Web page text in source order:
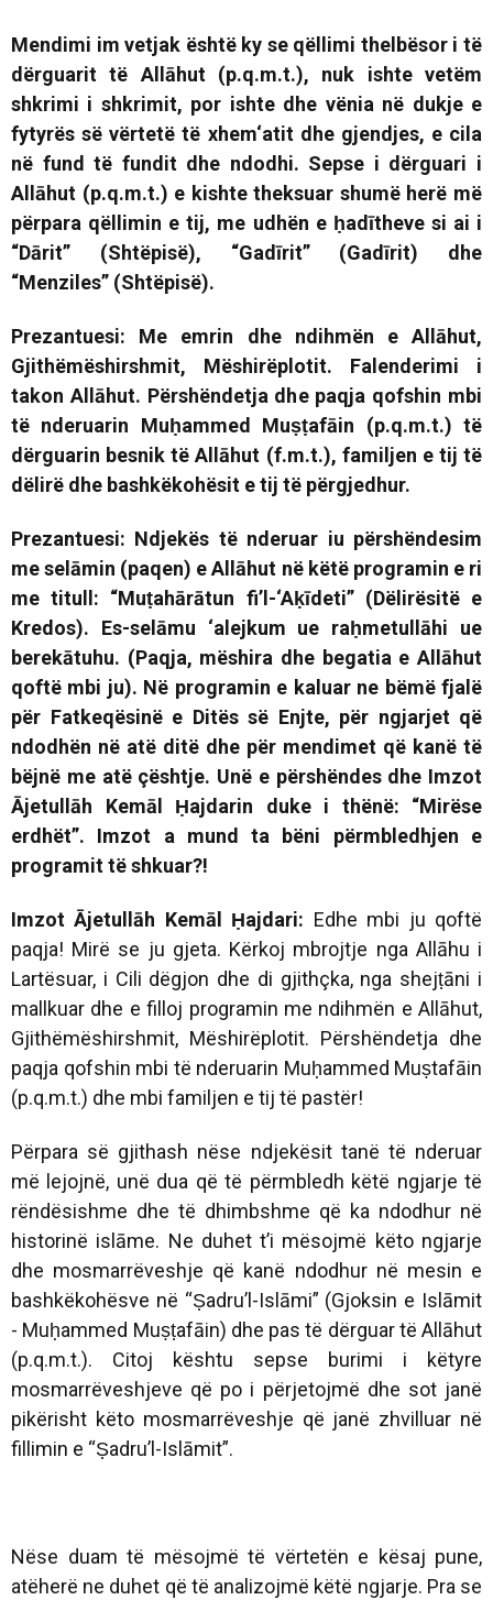
Mendimi im vetjak është ky se qëllimi thelbësor i të
dërguarit të Allāhut (p.q.m.t.), nuk ishte vetëm
shkrimi i shkrimit, por ishte dhe vënia në dukje e
fytyrës së vërtetë të xhem‘atit dhe gjendjes, e cila
në fund të fundit dhe ndodhi. Sepse i dërguari i
Allāhut (p.q.m.t.) e kishte theksuar shumë herë më
përpara qëllimin e tij, me udhën e ḥadītheve si ai i
“Dārit” (Shtëpisë), “Gadīrit” (Gadīrit) dhe
“Menziles” (Shtëpisë).
Prezantuesi: Me emrin dhe ndihmën e Allāhut,
Gjithëmëshirshmit, Mëshirëplotit. Falenderimi i
takon Allāhut. Përshëndetja dhe paqja qofshin mbi
të nderuarin Muḥammed Muṣṭafāin (p.q.m.t.) të
dërguarin besnik të Allāhut (f.m.t.), familjen e tij të
dëlirë dhe bashkëkohësit e tij të përgjedhur.
Prezantuesi: Ndjekës të nderuar iu përshëndesim
me selāmin (paqen) e Allāhut në këtë programin e ri
me titull: “Muṭahārātun fi’l-‘Aḳīdeti” (Dëlirësitë e
Kredos). Es-selāmu ‘alejkum ue raḥmetullāhi ue
berekātuhu. (Paqja, mëshira dhe begatia e Allāhut
qoftë mbi ju). Në programin e kaluar ne bëmë fjalë
për Fatkeqësinë e Ditës së Enjte, për ngjarjet që
ndodhën në atë ditë dhe për mendimet që kanë të
bëjnë me atë çështje. Unë e përshëndes dhe Imzot
Ājetullāh Kemāl Ḥajdarin duke i thënë: “Mirëse
erdhët”. Imzot a mund ta bëni përmbledhjen e
programit të shkuar?!
Imzot Ājetullāh Kemāl Ḥajdari: Edhe mbi ju qoftë
paqja! Mirë se ju gjeta. Kërkoj mbrojtje nga Allāhu i
Lartësuar, i Cili dëgjon dhe di gjithçka, nga shejṭāni i
mallkuar dhe e filloj programin me ndihmën e Allāhut,
Gjithëmëshirshmit, Mëshirëplotit. Përshëndetja dhe
paqja qofshin mbi të nderuarin Muḥammed Muṣtafāin
(p.q.m.t.) dhe mbi familjen e tij të pastër!
Përpara së gjithash nëse ndjekësit tanë të nderuar
më lejojnë, unë dua që të përmbledh këtë ngjarje të
rëndësishme dhe të dhimbshme që ka ndodhur në
historinë islāme. Ne duhet t’i mësojmë këto ngjarje
dhe mosmarrëveshje që kanë ndodhur në mesin e
bashkëkohësve në “Ṣadru’l-Islāmi” (Gjoksin e Islāmit
- Muḥammed Muṣṭafāin) dhe pas të dërguar të Allāhut
(p.q.m.t.). Citoj kështu sepse burimi i këtyre
mosmarrëveshjeve që po i përjetojmë dhe sot janë
pikërisht këto mosmarrëveshje që janë zhvilluar në
fillimin e “Ṣadru’l-Islāmit”.
Nëse duam të mësojmë të vërtetën e kësaj pune,
atëherë ne duhet që të analizojmë këtë ngjarje. Pra se